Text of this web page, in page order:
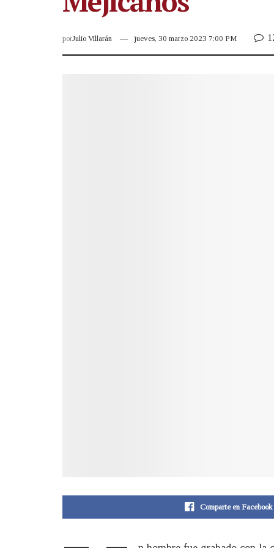
porJulio Villarán jueves, 30 marzo 2023 7:00 PM
Comparte en Facebook